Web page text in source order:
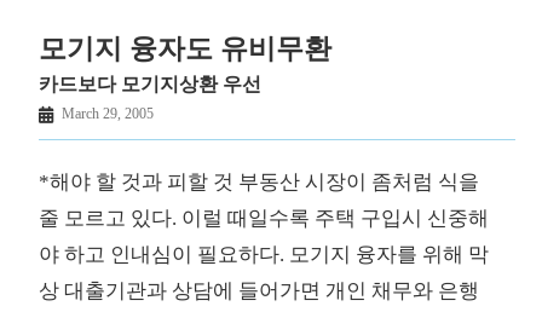
모기지 융자도 유비무환
카드보다 모기지상환 우선
March 29, 2005
*해야 할 것과 피할 것 부동산 시장이 좀처럼 식을
줄 모르고 있다. 이럴 때일수록 주택 구입시 신중해
야 하고 인내심이 필요하다. 모기지 융자를 위해 막
상 대출기관과 상담에 들어가면 개인 채무와 은행